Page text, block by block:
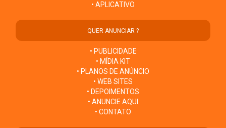
• APLICATIVO
QUER ANUNCIAR ?
• PUBLICIDADE
• MÍDIA KIT
• PLANOS DE ANÚNCIO
• WEB SITES
• DEPOIMENTOS
• ANUNCIE AQUI
• CONTATO